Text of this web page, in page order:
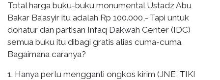
Total harga buku-buku monumental Ustadz Abu
Bakar Ba’asyir itu adalah Rp 100.000,- Tapi untuk
donatur dan partisan Infaq Dakwah Center (IDC)
semua buku itu dibagi gratis alias cuma-cuma.
Bagaimana caranya?
1. Hanya perlu mengganti ongkos kirim (JNE, TIKI